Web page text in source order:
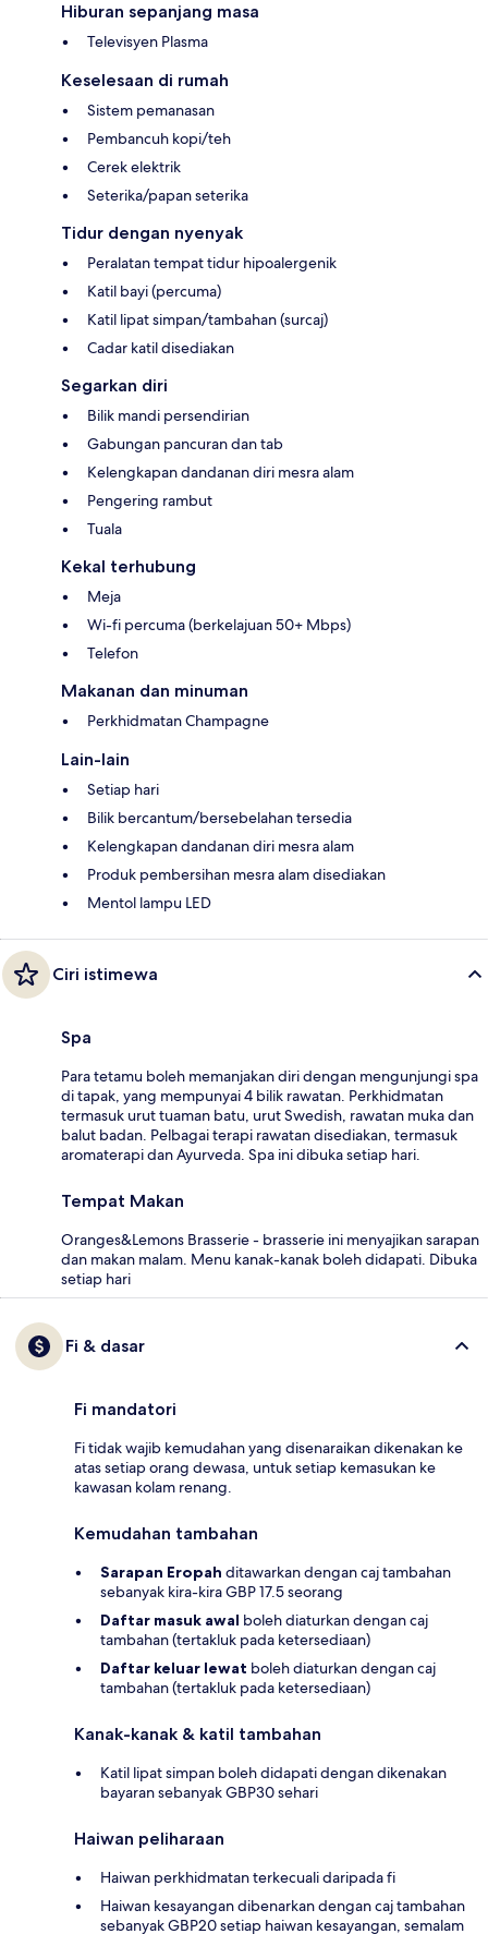
Hiburan sepanjang masa
Televisyen Plasma
Keselesaan di rumah
Sistem pemanasan
Pembancuh kopi/teh
Cerek elektrik
Seterika/papan seterika
Tidur dengan nyenyak
Peralatan tempat tidur hipoalergenik
Katil bayi (percuma)
Katil lipat simpan/tambahan (surcaj)
Cadar katil disediakan
Segarkan diri
Bilik mandi persendirian
Gabungan pancuran dan tab
Kelengkapan dandanan diri mesra alam
Pengering rambut
Tuala
Kekal terhubung
Meja
Wi-fi percuma (berkelajuan 50+ Mbps)
Telefon
Makanan dan minuman
Perkhidmatan Champagne
Lain-lain
Setiap hari
Bilik bercantum/bersebelahan tersedia
Kelengkapan dandanan diri mesra alam
Produk pembersihan mesra alam disediakan
Mentol lampu LED
Ciri istimewa
Spa
Para tetamu boleh memanjakan diri dengan mengunjungi spa
di tapak, yang mempunyai 4 bilik rawatan. Perkhidmatan
termasuk urut tuaman batu, urut Swedish, rawatan muka dan
balut badan. Pelbagai terapi rawatan disediakan, termasuk
aromaterapi dan Ayurveda. Spa ini dibuka setiap hari.
Tempat Makan
Oranges&Lemons Brasserie - brasserie ini menyajikan sarapan
dan makan malam. Menu kanak-kanak boleh didapati. Dibuka
setiap hari
Fi & dasar
Fi mandatori
Fi tidak wajib kemudahan yang disenaraikan dikenakan ke
atas setiap orang dewasa, untuk setiap kemasukan ke
kawasan kolam renang.
Kemudahan tambahan
Sarapan Eropah ditawarkan dengan caj tambahan
sebanyak kira-kira GBP 17.5 seorang
Daftar masuk awal boleh diaturkan dengan caj
tambahan (tertakluk pada ketersediaan)
Daftar keluar lewat boleh diaturkan dengan caj
tambahan (tertakluk pada ketersediaan)
Kanak-kanak & katil tambahan
Katil lipat simpan boleh didapati dengan dikenakan
bayaran sebanyak GBP30 sehari
Haiwan peliharaan
Haiwan perkhidmatan terkecuali daripada fi
Haiwan kesayangan dibenarkan dengan caj tambahan
sebanyak GBP20 setiap haiwan kesayangan, semalam